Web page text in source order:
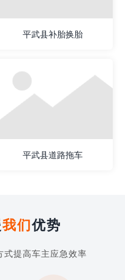
平武县补胎换胎
平武县道路拖车
我们优势
式提高车主应急效率